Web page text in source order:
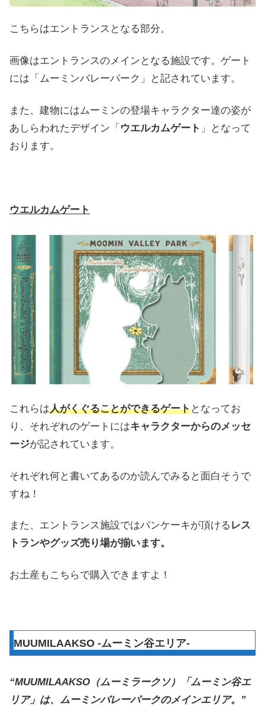
こちらはエントランスとなる部分。
画像はエントランスのメインとなる施設です。ゲート
には「ムーミンバレーパーク」と記されています。
また、建物にはムーミンの登場キャラクター達の姿が
あしらわれたデザイン「 ウエルカムゲート 」となって
おります。
ウエルカムゲート
これらは人がくぐることができるゲートとなってお
り、それぞれのゲートにはキャラクターからのメッセ
ージが記されています。
それぞれ何と書いてあるのか読んでみると面白そうで
すね！
また、エントランス施設ではパンケーキが頂ける レス
トランやグッズ売り場が揃います。
お土産もこちらで購入できますよ！
MUUMILAAKSO -ムーミン谷エリア-
“MUUMILAAKSO（ムーミラークソ）「ムーミン谷エ
リア」は、ムーミンバレーパークのメインエリア。”